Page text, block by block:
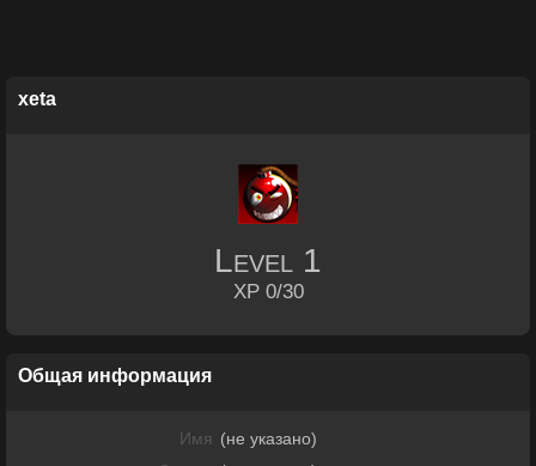
xeta
Level 1
XP 0/30
Общая информация
Имя (не указано)